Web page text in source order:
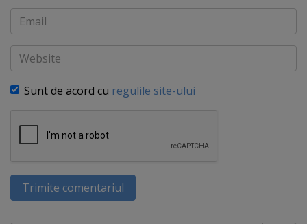
Email
Website
Sunt de acord cu regulile site-ului
Trimite comentariul